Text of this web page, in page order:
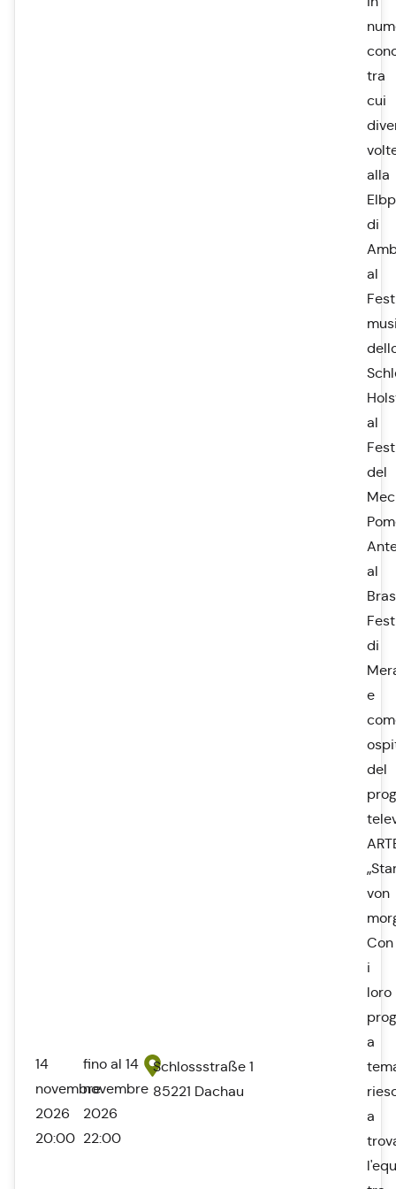
14
novembre
2026
20:00
fino al 14
novembre
2026
22:00
Schlossstraße 1
85221 Dachau
tra
cui
alla
di
al
al
del
al
di
e
del
von
Con
i
loro
a
a